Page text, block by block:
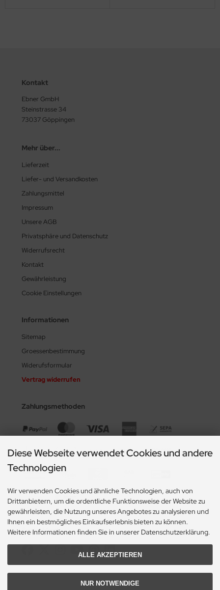
Kontakt
Ebner GmbH
Steinstrasse 34
73037 Göppingen
Mehr über...
Lieferzeit
Liefer- und Versandkosten
Zahlungsmittel
Impressum
Unsere AGB
Privatsphäre und Datenschutz
Widerrufsrecht
Kontakt
Gewährleistung
Cookie Einstellungen
Informationen
Sitemap
Groessenbestimmung
Widerufsformular
Vertrag widerrufen
Zahlungsmethoden
Social Media
Diese Webseite verwendet Cookies und andere
Technologien
Wir verwenden Cookies und ähnliche Technologien, auch von
Drittanbietern, um die ordentliche Funktionsweise der Website zu
gewährleisten, die Nutzung unseres Angebotes zu analysieren und
Ihnen ein bestmögliches Einkaufserlebnis bieten zu können.
Weitere Informationen finden Sie in unserer Datenschutzerklärung.
ALLE AKZEPTIEREN
NUR NOTWENDIGE